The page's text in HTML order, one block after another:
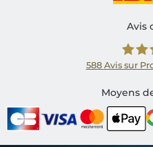
Avis
588 Avis sur
Moyens